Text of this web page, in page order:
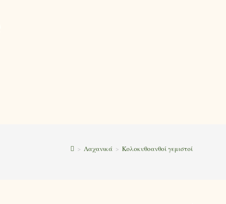
> Λαχανικά > Κολοκυθοανθοί γεμιστοί